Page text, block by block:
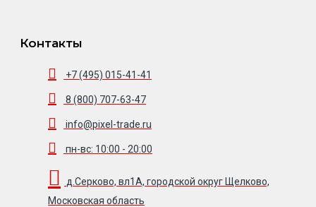
Контакты
+7 (495) 015-41-41
8 (800) 707-63-47
info@pixel-trade.ru
пн-вс: 10:00 - 20:00
д.Серково, вл1А, городской округ Щелково,
Московская область